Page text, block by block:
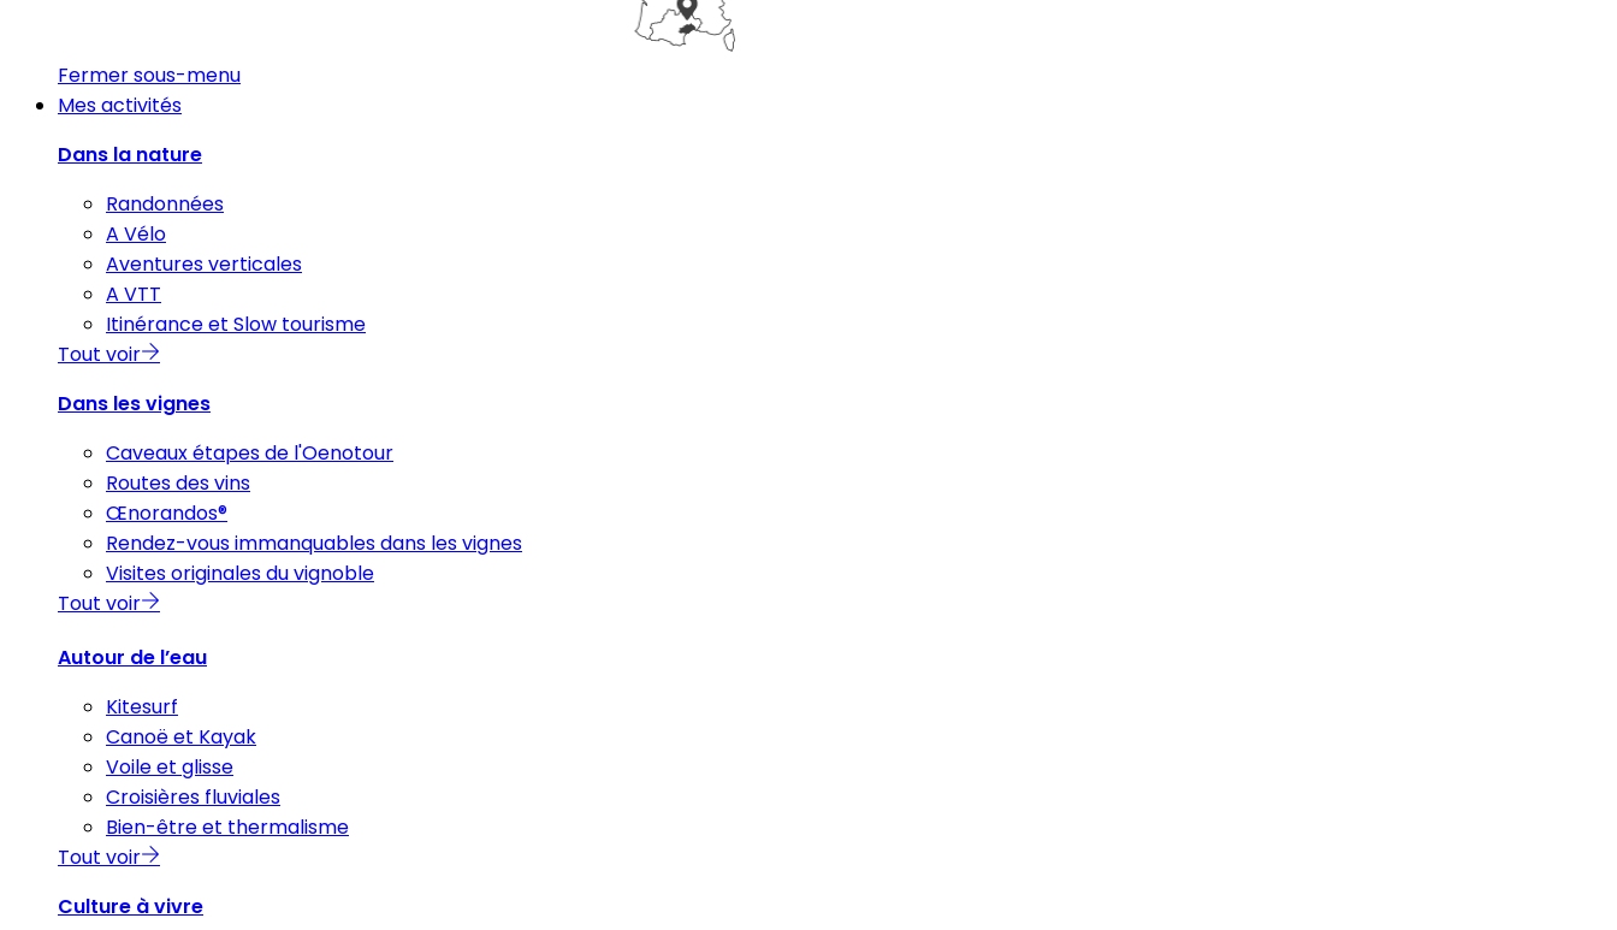
Fermer sous-menu
Mes activités
Dans la nature
Randonnées
A Vélo
Aventures verticales
A VTT
Itinérance et Slow tourisme
Tout voir
Dans les vignes
Caveaux étapes de l'Oenotour
Routes des vins
Œnorandos®
Rendez-vous immanquables dans les vignes
Visites originales du vignoble
Tout voir
Autour de l’eau
Kitesurf
Canoë et Kayak
Voile et glisse
Croisières fluviales
Bien-être et thermalisme
Tout voir
Culture à vivre